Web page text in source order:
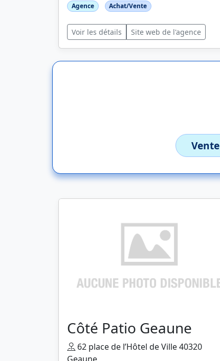
Agence Achat/Vente
Voir les détails Site web de l'agence
Vente
Côté Patio Geaune
62 place de l’Hôtel de Ville 40320